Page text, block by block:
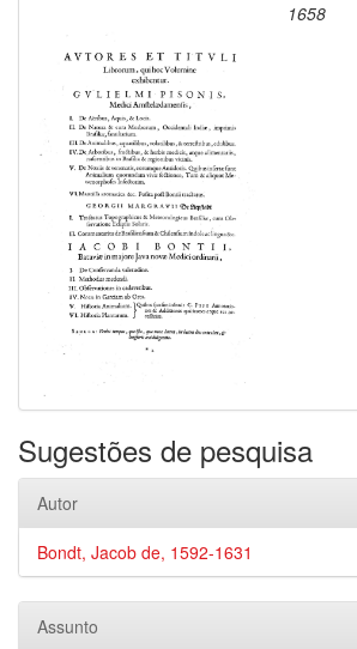
1658
Sugestões de pesquisa
Autor
Bondt, Jacob de, 1592-1631
Assunto